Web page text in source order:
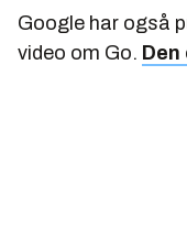
Google har også
video om Go.